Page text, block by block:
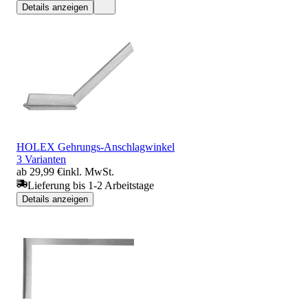
Details anzeigen
HOLEX Gehrungs-Anschlagwinkel
3 Varianten
ab 29,99 €inkl. MwSt.
Lieferung bis 1-2 Arbeitstage
Details anzeigen